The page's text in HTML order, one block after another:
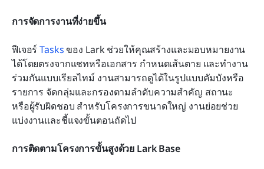
การจัดการงานที่ง่ายขึ้น
ฟีเจอร์ Tasks ของ Lark ช่วยให้คุณสร้างและมอบหมายงาน
ได้โดยตรงจากแชทหรือเอกสาร กำหนดเส้นตาย และทำงาน
ร่วมกันแบบเรียลไทม์ งานสามารถดูได้ในรูปแบบคัมบังหรือ
รายการ จัดกลุ่มและกรองตามลำดับความสำคัญ สถานะ
หรือผู้รับผิดชอบ สำหรับโครงการขนาดใหญ่ งานย่อยช่วย
แบ่งงานและชี้แจงขั้นตอนถัดไป
การติดตามโครงการขั้นสูงด้วย Lark Base